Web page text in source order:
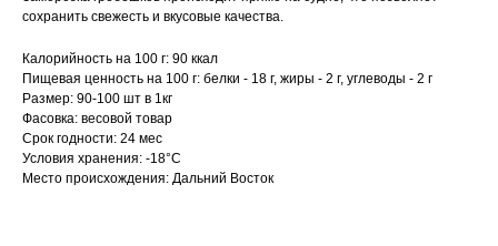
сохранить свежесть и вкусовые качества.
Калорийность на 100 г: 90 ккал
Пищевая ценность на 100 г: белки - 18 г, жиры - 2 г, углеводы - 2 г
Размер: 90-100 шт в 1кг
Фасовка: весовой товар
Срок годности: 24 мес
Условия хранения: -18°С
Место происхождения: Дальний Восток